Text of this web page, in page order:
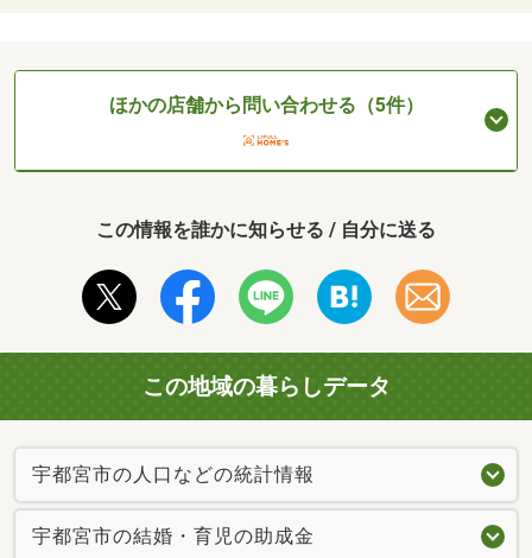
ほかの店舗から問い合わせる（5件）
この情報を誰かに知らせる / 自分に送る
この地域の暮らしデータ
宇都宮市の人口などの統計情報
宇都宮市の結婚・育児の助成金